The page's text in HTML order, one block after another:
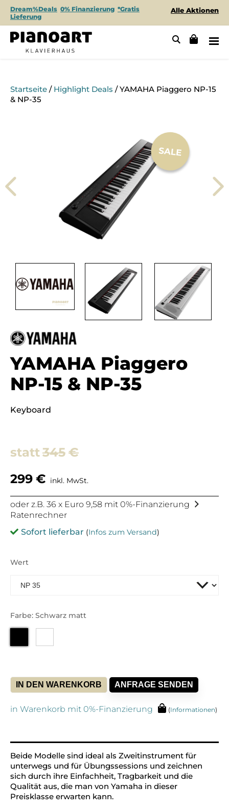
Dream%Deals 0% Finanzierung *Gratis
Lieferung
Alle Aktionen
Startseite / Highlight Deals / YAMAHA Piaggero NP-15
& NP-35
YAMAHA Piaggero
NP-15 & NP-35
Keyboard
345 €
299 € inkl. MwSt.
oder z.B. 36 x Euro 9,58 mit 0%-Finanzierung
Ratenrechner
Sofort lieferbar (Infos zum Versand)
Wert
Farbe: Schwarz matt
IN DEN WARENKORB ANFRAGE SENDEN
in Warenkorb mit 0%-Finanzierung (Informationen)
Beide Modelle sind ideal als Zweitinstrument für
unterwegs und für Übungssessions und zeichnen
sich durch ihre Einfachheit, Tragbarkeit und die
Qualität aus, die man von Yamaha in dieser
Preisklasse erwarten kann.